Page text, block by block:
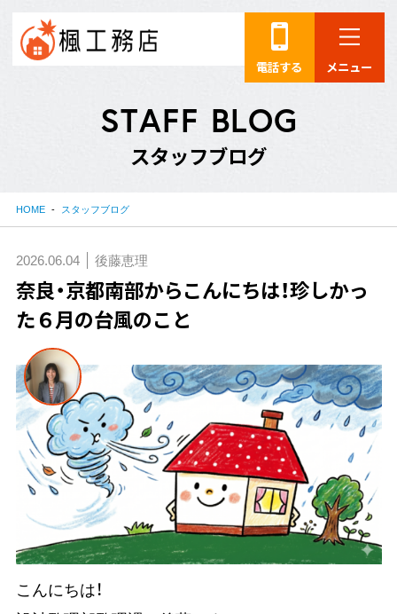
電話する メニュー
STAFF BLOG
スタッフブログ
HOME スタッフブログ
2026.06.04 後藤恵理
奈良・京都南部からこんにちは！珍しかっ
た６月の台風のこと
こんにちは！